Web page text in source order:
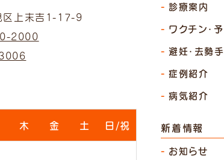
区上末吉1-17-9
2000
木 金 土 日/祝
診療案内
ワクチン・
避妊・去勢
症例紹介
病気紹介
新着情報
お知らせ